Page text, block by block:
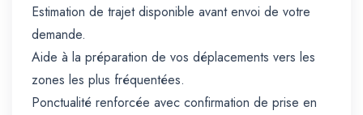
Estimation de trajet disponible avant envoi de votre
demande.
Aide à la préparation de vos déplacements vers les
zones les plus fréquentées.
Ponctualité renforcée avec confirmation de prise en